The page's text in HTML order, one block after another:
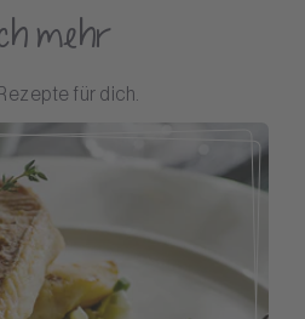
mehr
für dich.